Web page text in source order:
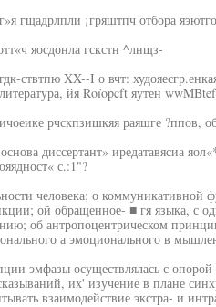
гщадрлпли ¡гряштпч отбора
яосдонла гскстн ^лнщз-
ствтпю XX--I о вчт:
йя Roíopcft яутен
рчскпзишкяя раяшге ?ппов,
диссертант» иредатавясиа
с.:1"?
человека; о коммуникативной
ой обращенное- ■ гя языка, с
об антропоцентрическом
а эмоционального в
эмфазы осуществлялась с
их' изучение в плане
взаимодействие экстра- и